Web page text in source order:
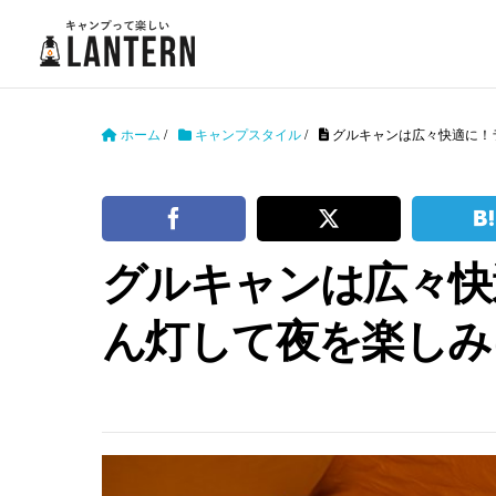
ホーム / キャンプスタイル/ グルキャンは広々快適に
グルキャンは広々
ん灯して夜を楽し